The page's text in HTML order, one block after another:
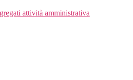
attività amministrativa